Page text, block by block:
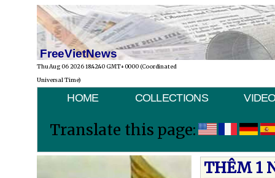
FreeVietNews
Thu Aug 06 2026 18:42:40 GMT+0000 (Coordinated
Universal Time)
HOME COLLECTIONS
Translate this page:
THÊM 1